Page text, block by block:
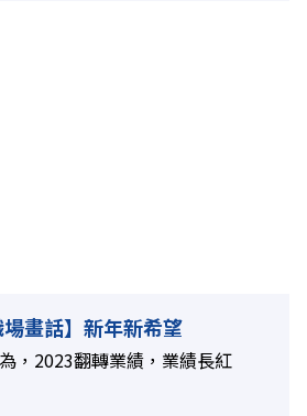
場畫話】新年新希望
，2023翻轉業績，業績長紅